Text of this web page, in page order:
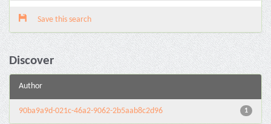
Save this search
Discover
Author
1
90ba9a9d-021c-46a2-9062-2b5aab8c2d96